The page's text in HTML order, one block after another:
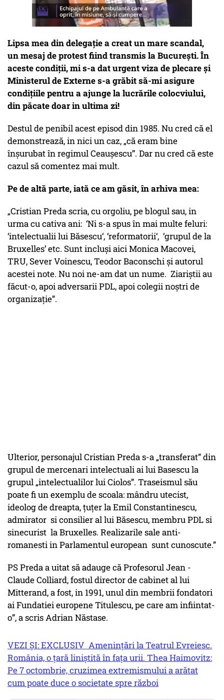
Lipsa mea din delegație a creat un mare scandal,
un mesaj de protest fiind transmis la București. În
aceste condiții, mi s-a dat urgent viza de plecare și
Ministerul de Externe s-a grăbit să-mi asigure
condițiile pentru a ajunge la lucrările colocviului,
din păcate doar in ultima zi!
Destul de penibil acest episod din 1985. Nu cred că el
demonstrează, in nici un caz, „că eram bine
înșurubat în regimul Ceaușescu”. Dar nu cred că este
cazul să comentez mai mult.
Pe de altă parte, iată ce am găsit, în arhiva mea:
„Cristian Preda scria, cu orgoliu, pe blogul sau, in
urma cu cativa ani: ‘Ni s-a spus în mai multe feluri:
‘intelectualii lui Băsescu‘, ‘reformatorii‘, ‘grupul de la
Bruxelles’ etc. Sunt incluși aici Monica Macovei,
TRU, Sever Voinescu, Teodor Baconschi și autorul
acestei note. Nu noi ne-am dat un nume. Ziariștii au
făcut-o, apoi adversarii PDL, apoi colegii noștri de
organizație”.
Ulterior, personajul Cristian Preda s-a „transferat” din
grupul de mercenari intelectuali ai lui Basescu la
grupul „intelectualilor lui Ciolos”. Traseismul său
poate fi un exemplu de scoala: mândru utecist,
ideolog de dreapta, țuțer la Emil Constantinescu,
admirator si consilier al lui Băsescu, membru PDL si
sinecurist la Bruxelles. Realizarile sale anti-
romanesti in Parlamentul european sunt cunoscute.”
PS Preda a uitat să adauge că Profesorul Jean -
Claude Colliard, fostul director de cabinet al lui
Mitterand, a fost, in 1991, unul din membrii fondatori
ai Fundatiei europene Titulescu, pe care am infiintat-
o”, a scris Adrian Năstase.
VEZI ȘI: EXCLUSIV Amenințări la Teatrul Evreiesc.
România, o țară liniștită în fața urii. Thea Haimovitz:
Pe 7 octombrie, cruzimea extremismului a arătat
cum poate duce o societate spre război